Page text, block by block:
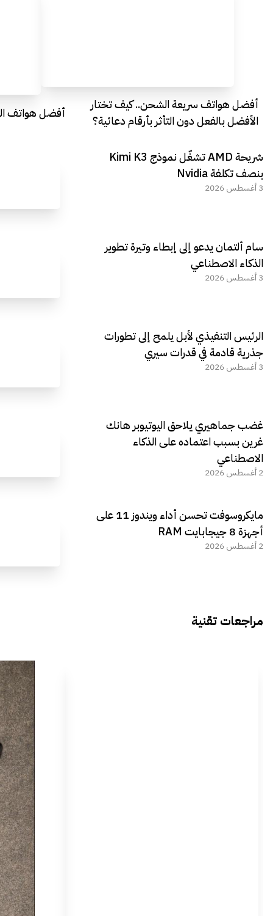
أفضل هواتف سريعة الشحن.. كيف تختار
الأفضل بالفعل دون التأثر بأرقام دعائية؟
أفضل هواتف
شريحة AMD تشغّل نموذج Kimi K3
بنصف تكلفة Nvidia
3 أغسطس 2026
سام ألتمان يدعو إلى إبطاء وتيرة تطوير
الذكاء الاصطناعي
3 أغسطس 2026
الرئيس التنفيذي لأبل يلمح إلى تطورات
جذرية قادمة في قدرات سيري
3 أغسطس 2026
غضب جماهيري يلاحق اليوتيوبر هانك
غرين بسبب اعتماده على الذكاء
الاصطناعي
2 أغسطس 2026
مايكروسوفت تحسن أداء ويندوز 11 على
أجهزة 8 جيجابايت RAM
2 أغسطس 2026
مراجعات تقنية